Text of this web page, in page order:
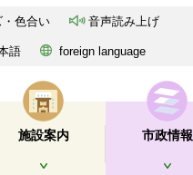
色合い 音声読み上げ
語 foreign language
施設案内 市政情報